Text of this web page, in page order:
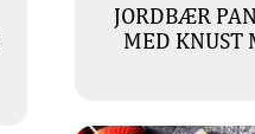
JORDBÆR
MED KNUST